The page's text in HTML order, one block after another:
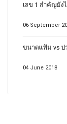
เลข 1 สำคัญยังไ
06 September
ขนาดแฟ้ม vs ป
04 June 2018